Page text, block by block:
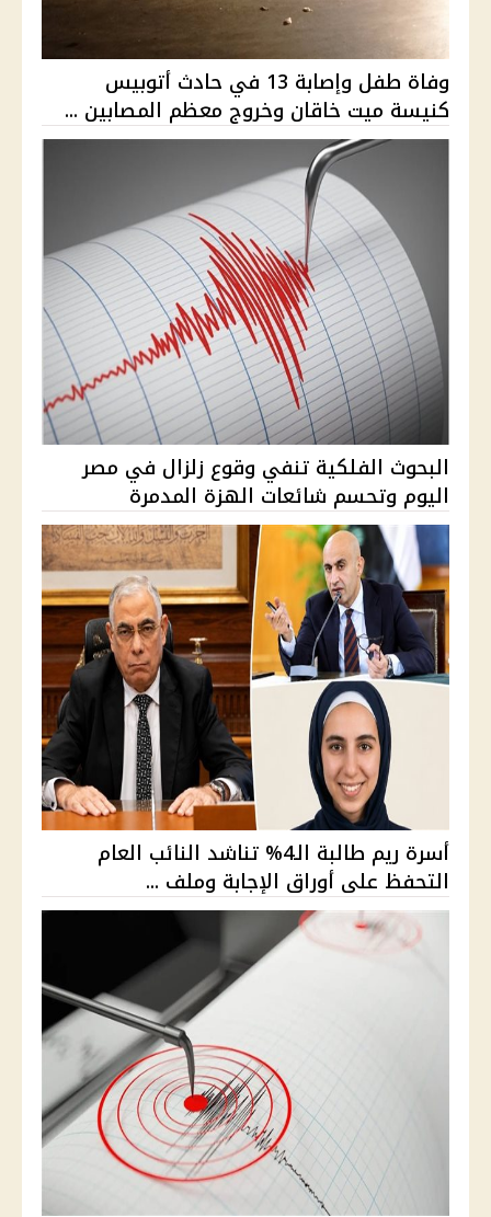
وفاة طفل وإصابة 13 في حادث أتوبيس
كنيسة ميت خاقان وخروج معظم المصابين ...
البحوث الفلكية تنفي وقوع زلزال في مصر
اليوم وتحسم شائعات الهزة المدمرة
أسرة ريم طالبة الـ4% تناشد النائب العام
التحفظ على أوراق الإجابة وملف ...